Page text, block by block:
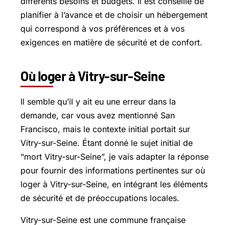
planifier à l’avance et de choisir un hébergement
qui correspond à vos préférences et à vos
exigences en matière de sécurité et de confort.
Où loger à Vitry-sur-Seine
Il semble qu’il y ait eu une erreur dans la
demande, car vous avez mentionné San
Francisco, mais le contexte initial portait sur
Vitry-sur-Seine. Étant donné le sujet initial de
“mort Vitry-sur-Seine”, je vais adapter la réponse
pour fournir des informations pertinentes sur où
loger à Vitry-sur-Seine, en intégrant les éléments
de sécurité et de préoccupations locales.
Vitry-sur-Seine est une commune française